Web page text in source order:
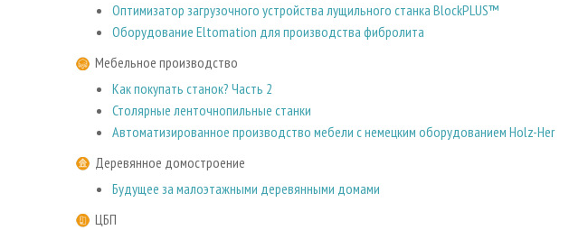
Оптимизатор загрузочного устройства лущильного станка BlockPLUS™
Оборудование Eltomation для производства фибролита
Мебельное производство
Как покупать станок? Часть 2
Столярные ленточнопильные станки
Автоматизированное производство мебели с немецким оборудованием Holz-Her
Деревянное домостроение
Будущее за малоэтажными деревянными домами
ЦБП